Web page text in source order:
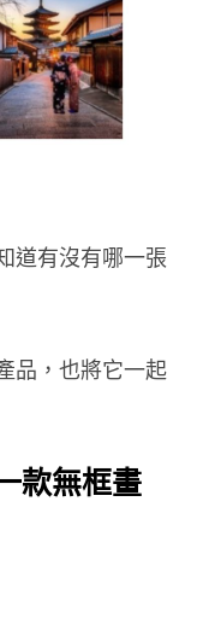
道有沒有哪一張
品，也將它一起
款無框畫